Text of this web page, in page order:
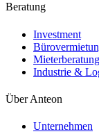
Beratung
Investment
Mieterberatung
Industrie &
Über Anteon
Unternehmen